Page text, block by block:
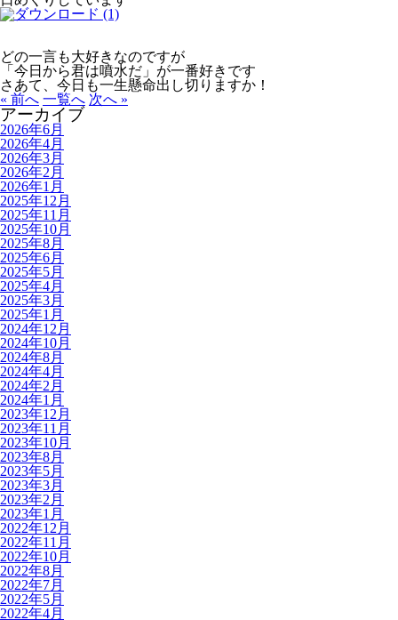
どの一言も大好きなのですが
「今日から君は噴水だ」が一番好きです
さあて、今日も一生懸命出し切りますか！
« 前へ 一覧へ 次へ »
アーカイブ
2026年6月
2026年4月
2026年3月
2026年2月
2026年1月
2025年12月
2025年11月
2025年10月
2025年8月
2025年6月
2025年5月
2025年4月
2025年3月
2025年1月
2024年12月
2024年10月
2024年8月
2024年4月
2024年2月
2024年1月
2023年12月
2023年11月
2023年10月
2023年8月
2023年5月
2023年3月
2023年2月
2023年1月
2022年12月
2022年11月
2022年10月
2022年8月
2022年7月
2022年5月
2022年4月